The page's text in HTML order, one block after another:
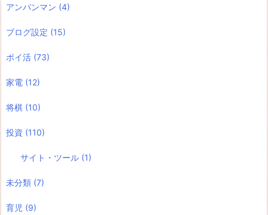
アンパンマン (4)
ブログ設定 (15)
ポイ活 (73)
家電 (12)
将棋 (10)
投資 (110)
サイト・ツール (1)
未分類 (7)
育児 (9)